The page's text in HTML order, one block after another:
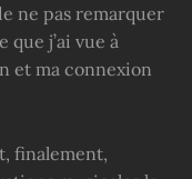
ne pas remarquer
que j’ai vue à
et ma connexion
finalement,